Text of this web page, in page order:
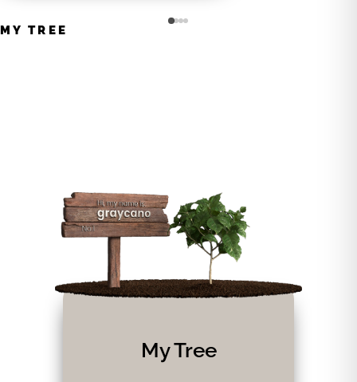
MY TREE
My Tree